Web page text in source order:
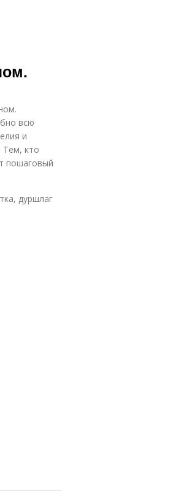
всю
и
Тем, кто
пошаговый
дуршлаг